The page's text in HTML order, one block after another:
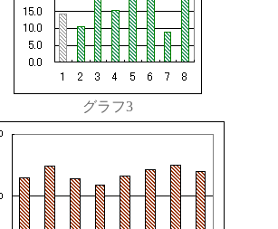
グラフ3